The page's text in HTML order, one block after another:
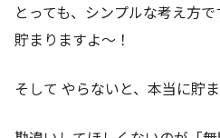
とっても、シンプルな考え方
貯まりますよ～！
そして やらないと、本当に貯ま